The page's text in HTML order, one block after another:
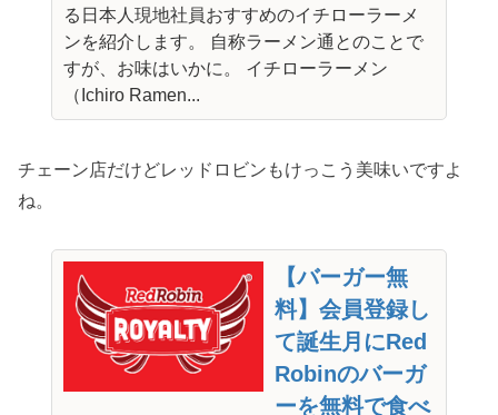
る日本人現地社員おすすめのイチローラーメ
ンを紹介します。 自称ラーメン通とのことで
すが、お味はいかに。 イチローラーメン
（Ichiro Ramen...
チェーン店だけどレッドロビンもけっこう美味いですよ
ね。
【バーガー無
料】会員登録し
て誕生月にRed
Robinのバーガ
ーを無料で食べ